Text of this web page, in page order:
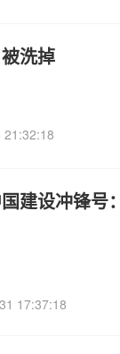
洗掉
建设冲锋号
17:37:18